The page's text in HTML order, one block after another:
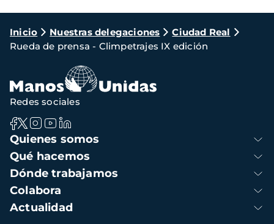
Ruta
de
navegación
Inicio Nuestras delegaciones
Ciudad Real
Rueda de prensa - Climpetrajes IX edición
Navegación
principal
Quienes somos
Qué hacemos
Dónde trabajamos
Colabora
Actualidad
Redes sociales